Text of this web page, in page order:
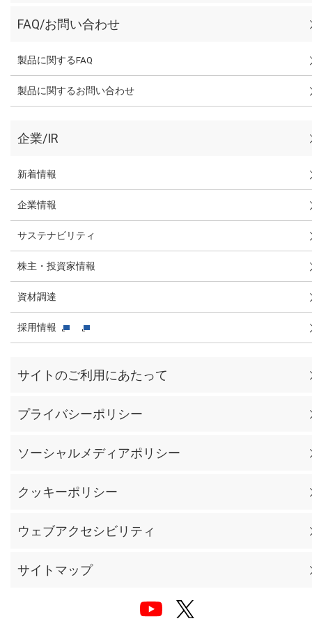
FAQ/お問い合わせ
製品に関するFAQ
製品に関するお問い合わせ
企業/IR
新着情報
企業情報
サステナビリティ
株主・投資家情報
資材調達
採用情報
サイトのご利用にあたって
プライバシーポリシー
ソーシャルメディアポリシー
クッキーポリシー
ウェブアクセシビリティ
サイトマップ